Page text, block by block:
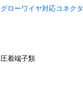
グローワイヤ対応コネクタ
圧着端子類